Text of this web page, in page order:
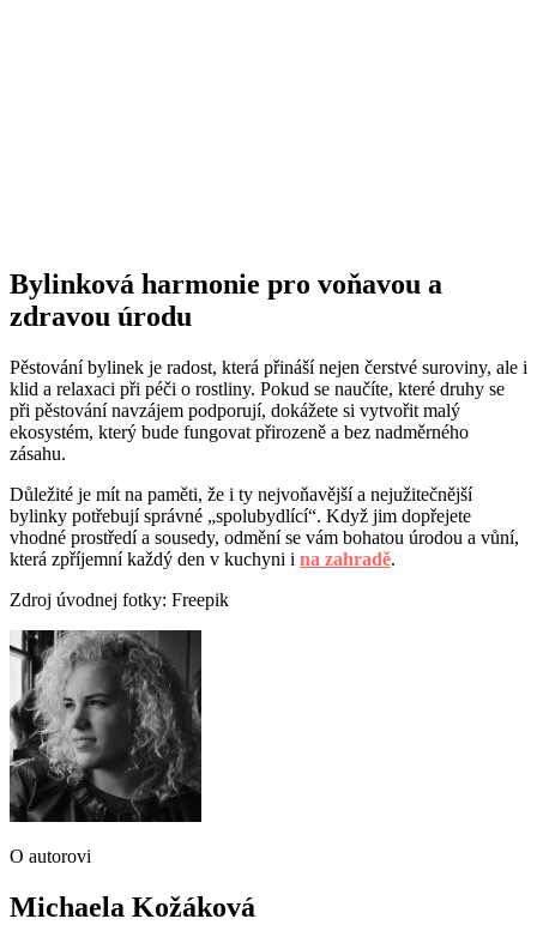
Bylinková harmonie pro voňavou a
zdravou úrodu
Pěstování bylinek je radost, která přináší nejen čerstvé suroviny, ale i
klid a relaxaci při péči o rostliny. Pokud se naučíte, které druhy se
při pěstování navzájem podporují, dokážete si vytvořit malý
ekosystém, který bude fungovat přirozeně a bez nadměrného
zásahu.
Důležité je mít na paměti, že i ty nejvoňavější a nejužitečnější
bylinky potřebují správné „spolubydlící“. Když jim dopřejete
vhodné prostředí a sousedy, odmění se vám bohatou úrodou a vůní,
která zpříjemní každý den v kuchyni i na zahradě.
Zdroj úvodnej fotky: Freepik
O autorovi
Michaela Kožáková